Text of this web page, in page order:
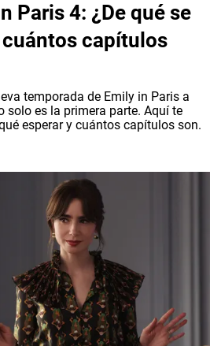
Paris 4: ¿De qué se
capítulos
temporada de Emily in Paris a
solo es la primera parte. Aquí te
esperar y cuántos capítulos son.